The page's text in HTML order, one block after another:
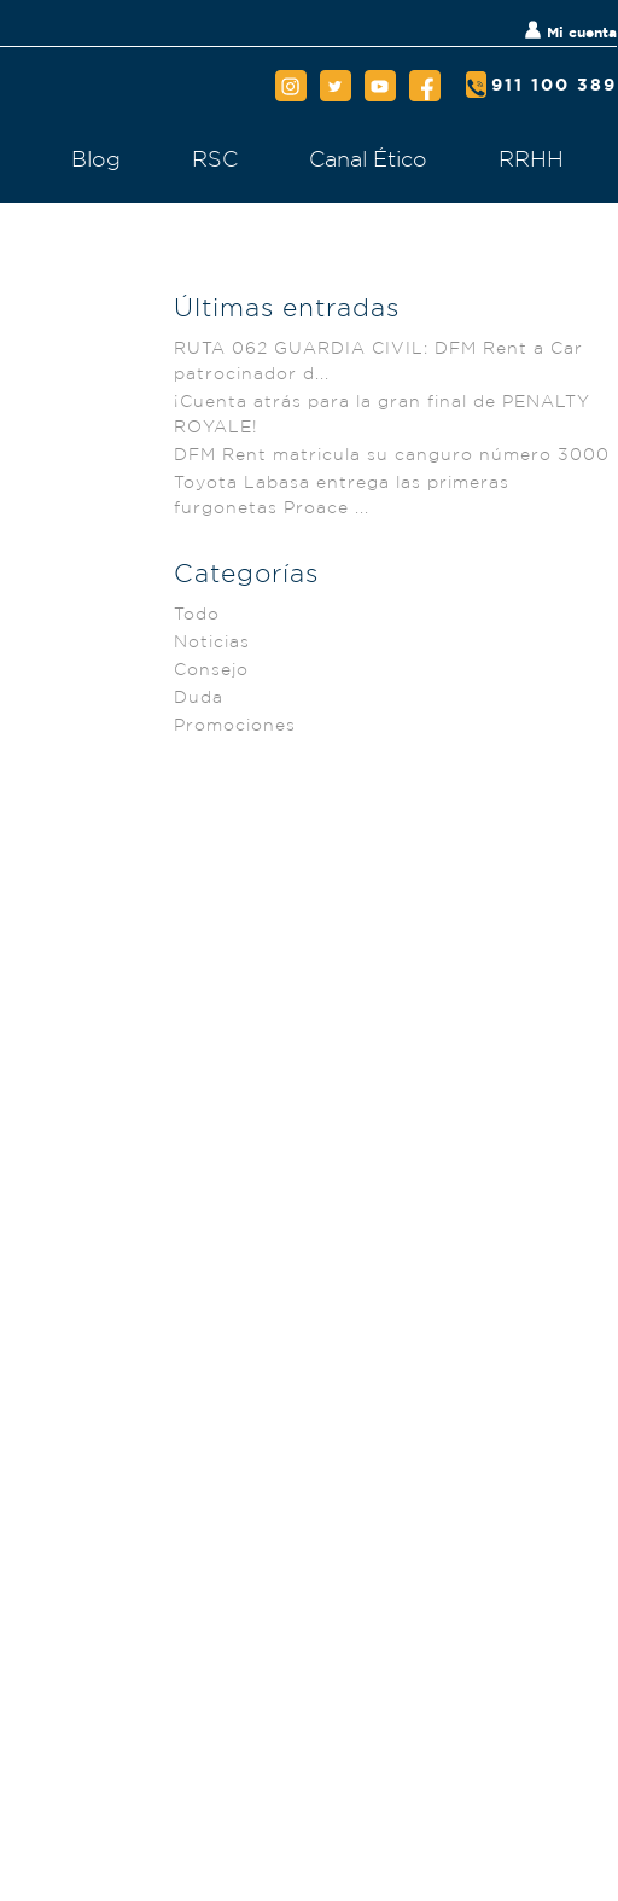
Mi cuenta
911 100 389
Blog RSC Canal Ético RRHH
Últimas entradas
RUTA 062 GUARDIA CIVIL: DFM Rent a Car
patrocinador d...
¡Cuenta atrás para la gran final de PENALTY
ROYALE!
DFM Rent matricula su canguro número 3000
Toyota Labasa entrega las primeras
furgonetas Proace ...
Categorías
Todo
Noticias
Consejo
Duda
Promociones